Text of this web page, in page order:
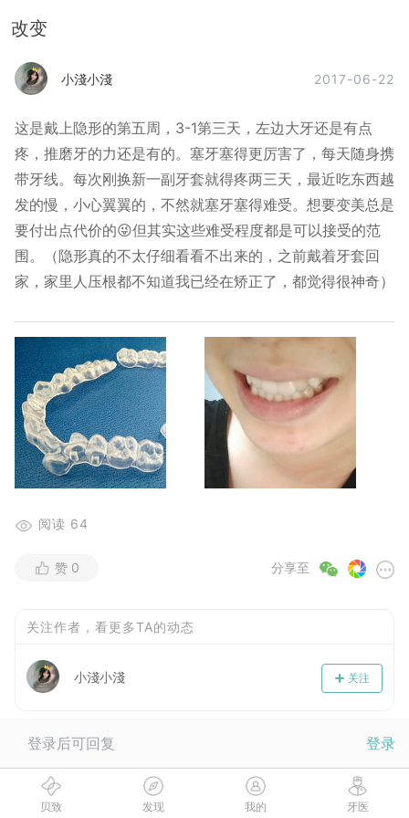
改变
小淺小淺 2017-06-22
这是戴上隐形的第五周，3-1第三天，左边大牙还是有点
疼，推磨牙的力还是有的。塞牙塞得更厉害了，每天随身携
带牙线。每次刚换新一副牙套就得疼两三天，最近吃东西越
发的慢，小心翼翼的，不然就塞牙塞得难受。想要变美总是
要付出点代价的😜但其实这些难受程度都是可以接受的范
围。（隐形真的不太仔细看看不出来的，之前戴着牙套回
家，家里人压根都不知道我已经在矫正了，都觉得很神奇）
阅读 64
分享至
赞 0
关注作者，看更多TA的动态
关注
小淺小淺
当前没有回复，快来抢沙发~
登录后可回复 登录
贝致 发现 我的 牙医